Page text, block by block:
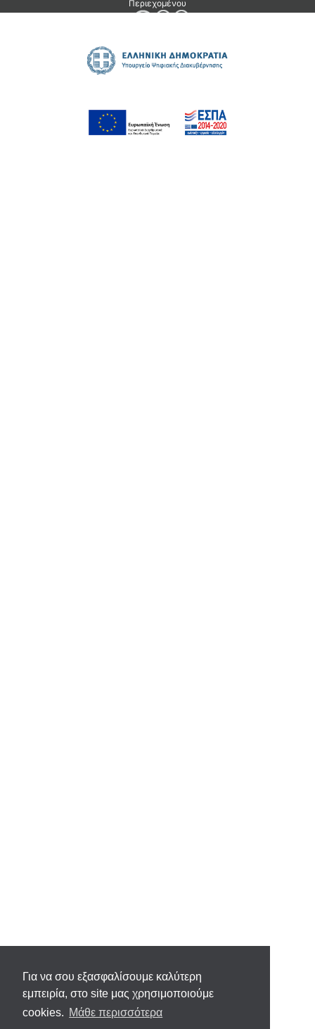
Για να σου εξασφαλίσουμε καλύτερη
εμπειρία, στο site μας χρησιμοποιούμε
cookies. Μάθε περισσότερα